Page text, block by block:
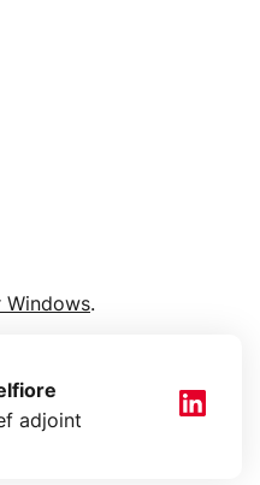
Windows.
adjoint